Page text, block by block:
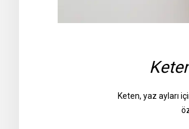
Keten, yaz ayları